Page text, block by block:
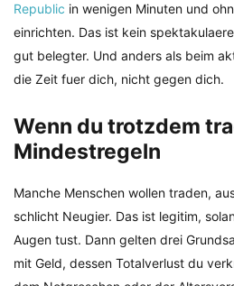
Republic in wenigen Minuten und
einrichten. Das ist kein
gut belegter. Und anders als beim
die Zeit fuer dich, nicht gegen dich.
Wenn du trotzdem
Mindestregeln
Manche Menschen wollen traden,
schlicht Neugier. Das ist legitim,
Augen tust. Dann gelten drei
mit Geld, dessen Totalverlust du